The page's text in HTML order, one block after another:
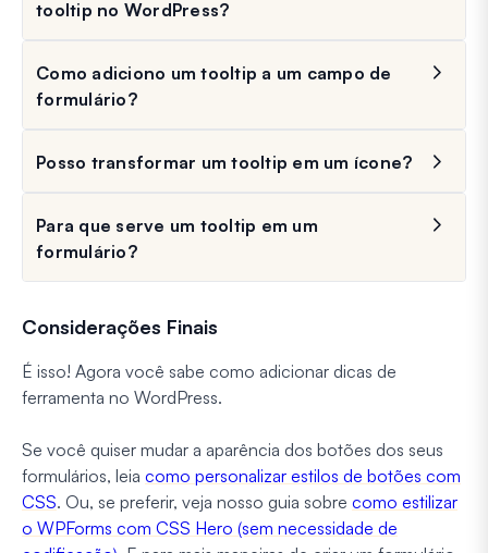
tooltip no WordPress?
Como adiciono um tooltip a um campo de
formulário?
Posso transformar um tooltip em um ícone?
Para que serve um tooltip em um
formulário?
Considerações Finais
É isso! Agora você sabe como adicionar dicas de
ferramenta no WordPress.
Se você quiser mudar a aparência dos botões dos seus
formulários, leia como personalizar estilos de botões com
CSS. Ou, se preferir, veja nosso guia sobre como estilizar
o WPForms com CSS Hero (sem necessidade de